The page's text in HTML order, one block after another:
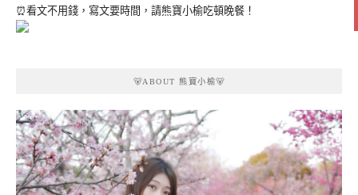
⏰看文不用錢，寫文要時間，請熊寶小榆吃頓晚餐！
🐻ABOUT 熊寶小榆🐻